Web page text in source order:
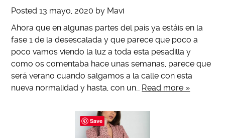
Posted13 mayo, 2020 by Mavi
Ahora que en algunas partes del país ya estáis en la
fase 1 de la desescalada y que parece que poco a
poco vamos viendo la luz a toda esta pesadilla y
como os comentaba hace unas semanas, parece que
será verano cuando salgamos a la calle con esta
nueva normalidad y hasta, con un… Read more »
Save